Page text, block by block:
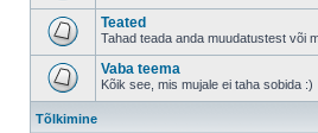
Teated
Tahad teada anda muudatustest või
Vaba teema
Kõik see, mis mujale ei taha sobida :)
Tõlkimine